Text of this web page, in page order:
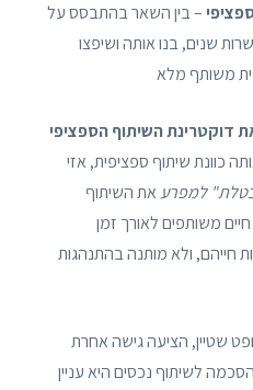
– בין השאר בהתבסס על
שנים, בנו אותה ושיפצו
משותף מלא
דוקטרינת השיתוף הספציפי
כוונת שיתוף ספציפית, אזי
למפרעאת השיתוף
משותפים לאורך זמן
חייהם, ולא מותנה בהתנהגות
שטיין, הציעה גישה אחרת
לשיתוף נכסים היא עניין